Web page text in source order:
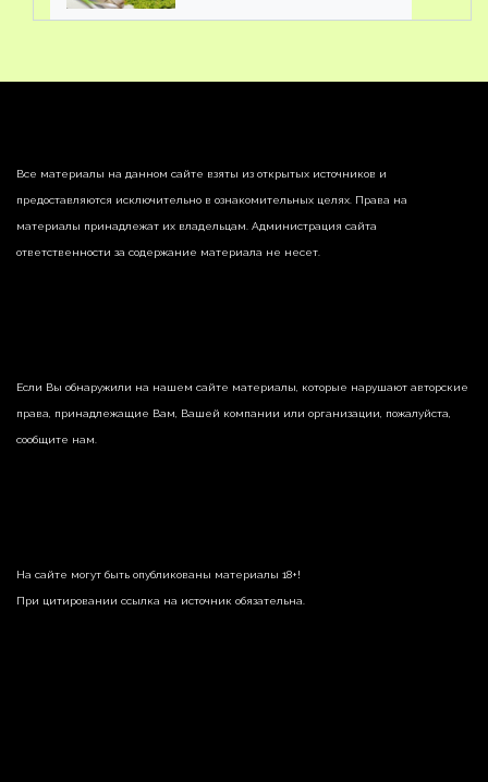
Все материалы на данном сайте взяты из открытых источников и
предоставляются исключительно в ознакомительных целях. Права на
материалы принадлежат их владельцам. Администрация сайта
ответственности за содержание материала не несет.
Если Вы обнаружили на нашем сайте материалы, которые нарушают авторские
права, принадлежащие Вам, Вашей компании или организации, пожалуйста,
сообщите нам.
На сайте могут быть опубликованы материалы 18+!
При цитировании ссылка на источник обязательна.